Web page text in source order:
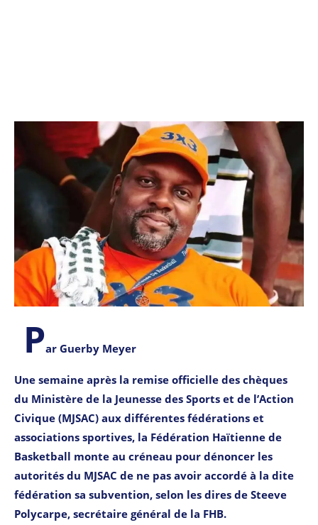
Par Guerby Meyer
Une semaine après la remise officielle des chèques
du Ministère de la Jeunesse des Sports et de l’Action
Civique (MJSAC) aux différentes fédérations et
associations sportives, la Fédération Haïtienne de
Basketball monte au créneau pour dénoncer les
autorités du MJSAC de ne pas avoir accordé à la dite
fédération sa subvention, selon les dires de Steeve
Polycarpe, secrétaire général de la FHB.